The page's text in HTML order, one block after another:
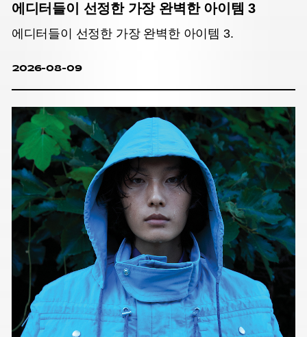
에디터들이 선정한 가장 완벽한 아이템 3
에디터들이 선정한 가장 완벽한 아이템 3.
2026-08-09